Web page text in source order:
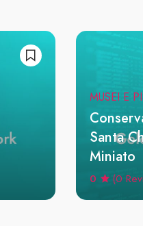
MUSEI E
Santa
Miniato
0 (0